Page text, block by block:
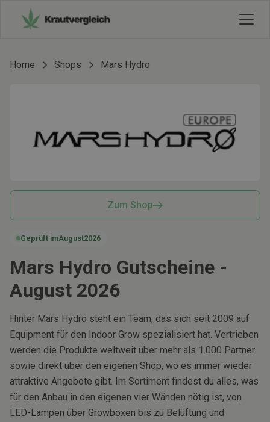
Home Shops Mars Hydro
Zum Shop
Geprüft imAugust2026
Mars Hydro Gutscheine -
August 2026
Hinter Mars Hydro steht ein Team, das sich seit 2009 auf
Equipment für den Indoor Grow spezialisiert hat. Vertrieben
werden die Produkte weltweit über mehr als 1.000 Partner
sowie direkt über den eigenen Shop, wo es immer wieder
attraktive Angebote gibt. Im Sortiment findest du alles, was
für den Anbau in den eigenen vier Wänden nötig ist, von
LED-Lampen über Growboxen bis zu Belüftung und